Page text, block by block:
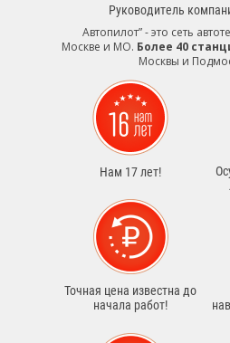
Руководитель
Автопилот” - это сеть
Москве и МО. Более 40
Москвы и
Нам 17 лет!
Точная цена известна до
начала работ!